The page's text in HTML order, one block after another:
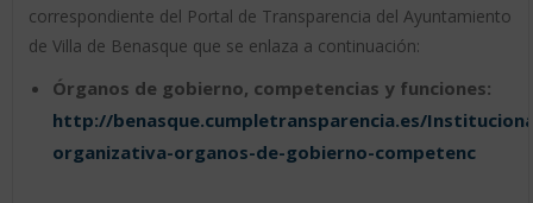
correspondiente del Portal de Transparencia del Ayuntamiento
de Villa de Benasque que se enlaza a continuación:
Órganos de gobierno, competencias y funciones:
http://benasque.cumpletransparencia.es/
organizativa-organos-de-gobierno-competenc